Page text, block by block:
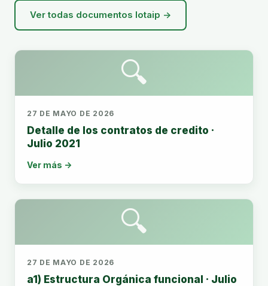
Ver todas documentos lotaip →
🔍
27 DE MAYO DE 2026
Detalle de los contratos de credito ·
Julio 2021
Ver más →
🔍
27 DE MAYO DE 2026
a1) Estructura Orgánica funcional · Julio